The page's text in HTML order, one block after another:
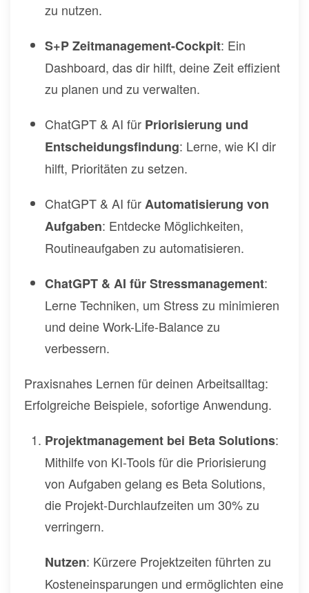
zu nutzen.
S+P Zeitmanagement-Cockpit: Ein
Dashboard, das dir hilft, deine Zeit effizient
zu planen und zu verwalten.
ChatGPT & AI für Priorisierung und
Entscheidungsfindung: Lerne, wie KI dir
hilft, Prioritäten zu setzen.
ChatGPT & AI fürAutomatisierung von
Aufgaben: Entdecke Möglichkeiten,
Routineaufgaben zu automatisieren.
ChatGPT & AI für Stressmanagement:
Lerne Techniken, um Stress zu minimieren
und deine Work-Life-Balance zu
verbessern.
Praxisnahes Lernen für deinen Arbeitsalltag:
Erfolgreiche Beispiele, sofortige Anwendung.
Projektmanagement bei Beta Solutions:
Mithilfe von KI-Tools für die Priorisierung
von Aufgaben gelang es Beta Solutions,
die Projekt-Durchlaufzeiten um 30% zu
verringern.
Nutzen: Kürzere Projektzeiten führten zu
Kosteneinsparungen und ermöglichten eine